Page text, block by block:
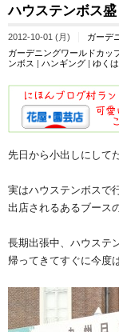
ハウステンボス
2012-10-01 (月)
ガーデ
ガーデニングワールドカッ
ンボス | ハンギング | ゆく
先日から小出しにして
実はハウステンボスで
出店されるあるブース
長期出張中、ハウステ
帰ってきてすぐに今度